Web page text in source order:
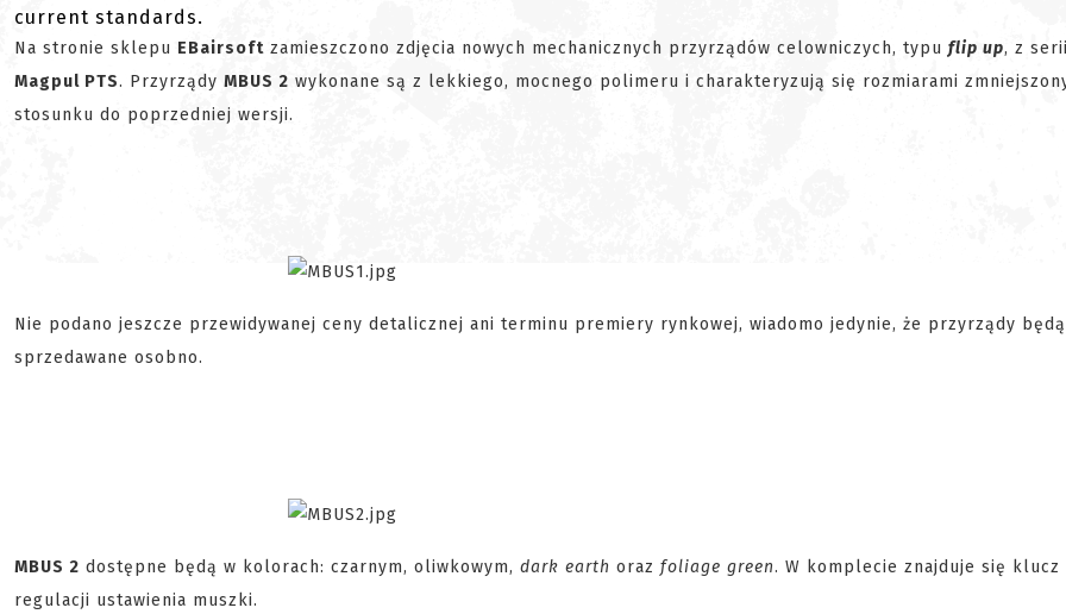
current standards.
Na stronie sklepu EBairsoft zamieszczono zdjęcia nowych mechanicznych przyrządów celowniczych, typu flip up, z
Magpul PTS. Przyrządy MBUS 2 wykonane są z lekkiego, mocnego polimeru i charakteryzują się rozmiarami
stosunku do poprzedniej wersji.
Nie podano jeszcze przewidywanej ceny detalicznej ani terminu premiery rynkowej, wiadomo jedynie, że przyrządy będą
sprzedawane osobno.
MBUS 2 dostępne będą w kolorach: czarnym, oliwkowym, dark earth oraz foliage green. W komplecie znajduje się klucz
regulacji ustawienia muszki.